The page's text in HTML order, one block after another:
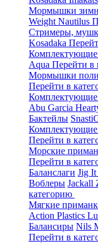
Мормышки
Weight Nautilus
Стримеры,
Kosadaka
Комплектующие
Aqua Перейти в
Мормышки
Перейти в
Комплектующие
Abu Garcia
Бактейлы
Комплектующие
Перейти в
Морские
Перейти в
Баланслаги Jig It
Воблеры Jackall
категорию
Мягкие
Action Plastics
Балансиры Nils
Перейти в